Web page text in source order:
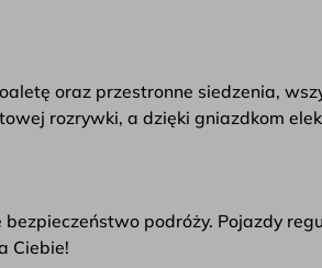
oraz przestronne siedzenia,
rozrywki, a dzięki gniazdkom
podróży. Pojazdy
Ciebie!